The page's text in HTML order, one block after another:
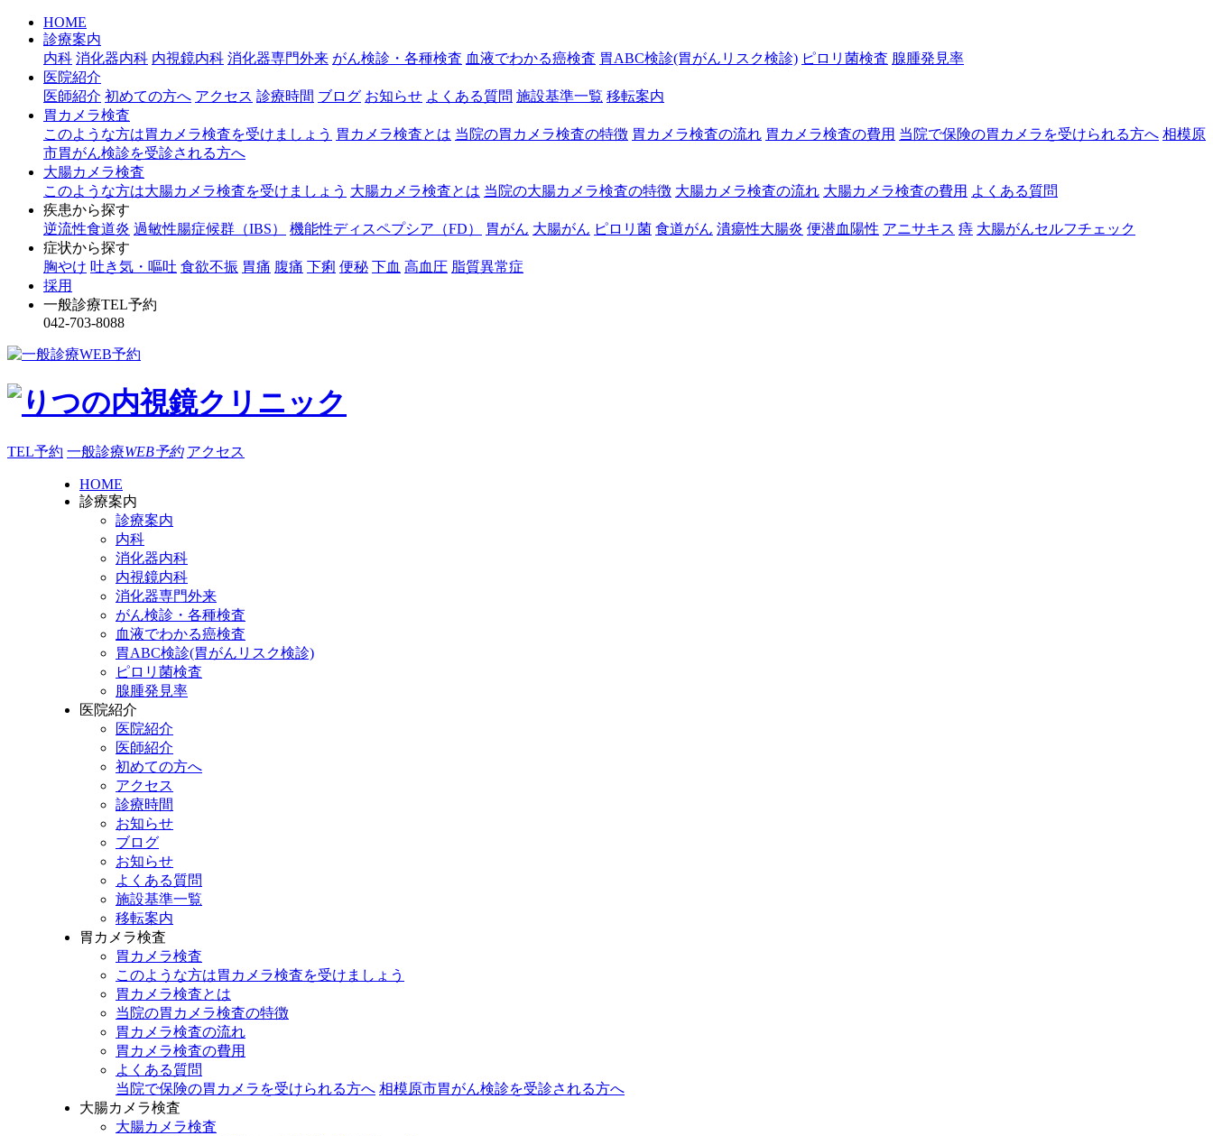
HOME
診療案内
内科 消化器内科 内視鏡内科 消化器専門外来 がん検診・各種検査 血液でわかる癌検査 胃ABC検診(胃がんリスク検診) ピロリ菌検査 腺腫発見率
医院紹介
医師紹介 初めての方へ アクセス 診療時間 ブログ お知らせ よくある質問 施設基準一覧 移転案内
胃カメラ検査
このような方は胃カメラ検査を受けましょう 胃カメラ検査とは 当院の胃カメラ検査の特徴 胃カメラ検査の流れ 胃カメラ検査の費用 当院で保険の胃カメラを受けられる方へ 相模原
市胃がん検診を受診される方へ
大腸カメラ検査
このような方は大腸カメラ検査を受けましょう 大腸カメラ検査とは 当院の大腸カメラ検査の特徴 大腸カメラ検査の流れ 大腸カメラ検査の費用 よくある質問
疾患から探す
逆流性食道炎 過敏性腸症候群（IBS） 機能性ディスペプシア（FD） 胃がん 大腸がん ピロリ菌 食道がん 潰瘍性大腸炎 便潜血陽性 アニサキス 痔 大腸がんセルフチェック
症状から探す
胸やけ 吐き気・嘔吐 食欲不振 胃痛 腹痛 下痢 便秘 下血 高血圧 脂質異常症
採用
一般診療TEL予約
042-703-8088
TEL予約 一般診療WEB予約 アクセス
HOME
診療案内
診療案内
内科
消化器内科
内視鏡内科
消化器専門外来
がん検診・各種検査
血液でわかる癌検査
胃ABC検診(胃がんリスク検診)
ピロリ菌検査
腺腫発見率
医院紹介
医院紹介
医師紹介
初めての方へ
アクセス
診療時間
お知らせ
ブログ
お知らせ
よくある質問
施設基準一覧
移転案内
胃カメラ検査
胃カメラ検査
このような方は胃カメラ検査を受けましょう
胃カメラ検査とは
当院の胃カメラ検査の特徴
胃カメラ検査の流れ
胃カメラ検査の費用
よくある質問
当院で保険の胃カメラを受けられる方へ 相模原市胃がん検診を受診される方へ
大腸カメラ検査
大腸カメラ検査